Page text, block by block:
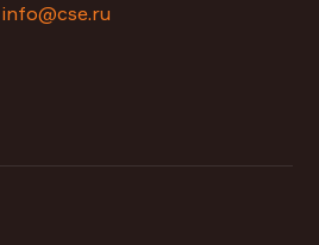
info@cse.ru